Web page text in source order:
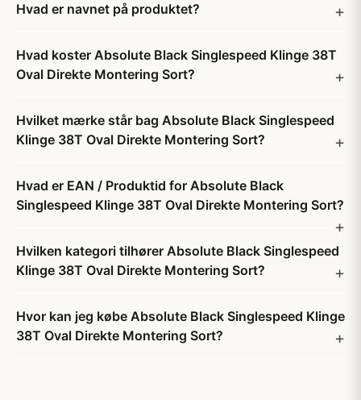
Hvad er navnet på produktet?
Hvad koster Absolute Black Singlespeed Klinge 38T
Oval Direkte Montering Sort?
Hvilket mærke står bag Absolute Black Singlespeed
Klinge 38T Oval Direkte Montering Sort?
Hvad er EAN / Produktid for Absolute Black
Singlespeed Klinge 38T Oval Direkte Montering Sort?
Hvilken kategori tilhører Absolute Black Singlespeed
Klinge 38T Oval Direkte Montering Sort?
Hvor kan jeg købe Absolute Black Singlespeed Klinge
38T Oval Direkte Montering Sort?